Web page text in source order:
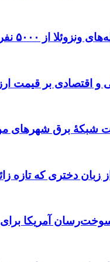
از ۵۰۰۰ نفر فراتر رفت
و اقتصادی بر قیمت
شبکۀ برق شهرهای
زبان دختری که تازه
سوخت‌رسان آمریکا